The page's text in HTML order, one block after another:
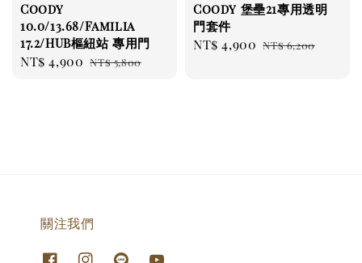
Coody
10.0/13.68/Familia
17.2/HUB樞紐站 專用門
Sale
NT$ 4,900 Regular
NT$ 5,800
Coody 堡壘21專用透明
門套件
Sale
NT$ 4,900 Regular
NT$ 6,200
關注我們